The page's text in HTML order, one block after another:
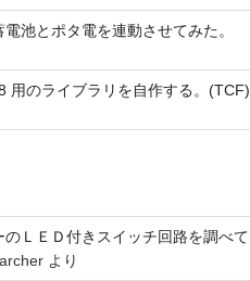
池とポタ電を連動させてみた。
用のライブラリを自作する。(TCF)
のＬＥＤ付きスイッチ回路を調べて
より